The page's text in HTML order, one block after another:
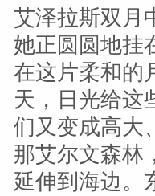
艾泽拉斯双月
她正圆圆地挂
在这片柔和的
天，日光给这
们又变成高大
那艾尔文森林
延伸到海边。